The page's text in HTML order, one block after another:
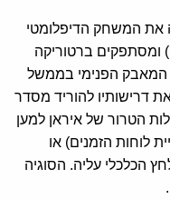
את המשחק הדיפלומטי
ומסתפקים ברטוריקה
הפנימי בממשל
דרישותיו להוריד מסדר
הטרור של איראן למען
לוחות הזמנים) או
הכלכלי עליה. הסוגיה